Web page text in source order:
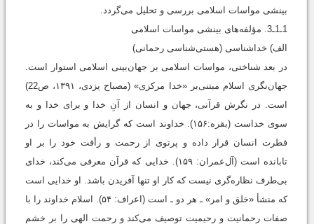
بینشی مواسات اسلامی بررسی و تحلیل می‌گردد.
1ـ1ـ3. مؤلفه‌های بينشی مواسات اسلامی
الف) خداشناسی (هستی‌شناسی رحمانی)
در بعد شناختی، مواسات اسلامی بر جهان‌بینی اسلامی استوار است.
جهان‌نگری اسلام مبتنی‌بر «خدا مرکزی» ‏(مصباح یزدی، ۱۳۹۱، ص‌22)
است. در نگرش قرآنی، جهان و انسان از آنِ خدا و برای خدا و به
سوی خداست (بقره:۱۵۶). خداوند است که گرایش به مواسات را در
فطرت انسان قرار داده و پرتوی از رحمت و رأفت خود را بر او
تابانده است (آل‌عمران: ۱۵۹). خدایی که قرآن معرفی می‌کند، خدای
بی‌طرف نظاره‌گری نیست که کار او تنها آفریدن باشد. او خدایی است
که منشأ «خلق و امر» ـ هر دو ـ است (اعراف: ۵۴). اسلام خداوند را با
صفات رحمانیت و رحیمیت توصیف می‌کند و رحمت الهی را بر خشم